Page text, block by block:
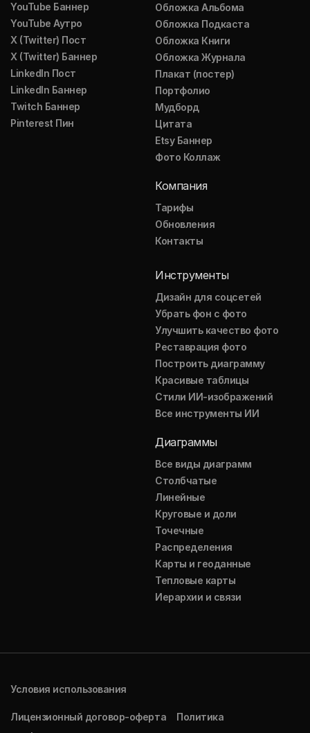
YouTube Баннер
YouTube Аутро
X (Twitter) Пост
X (Twitter) Баннер
LinkedIn Пост
LinkedIn Баннер
Twitch Баннер
Pinterest Пин
Обложка Альбома
Обложка Подкаста
Обложка Книги
Обложка Журнала
Плакат (постер)
Портфолио
Мудборд
Цитата
Etsy Баннер
Фото Коллаж
Компания
Тарифы
Обновления
Контакты
Инструменты
Дизайн для соцсетей
Убрать фон с фото
Улучшить качество фото
Реставрация фото
Построить диаграмму
Красивые таблицы
Стили ИИ-изображений
Все инструменты ИИ
Диаграммы
Все виды диаграмм
Столбчатые
Линейные
Круговые и доли
Точечные
Распределения
Карты и геоданные
Тепловые карты
Иерархии и связи
Условия использования
Лицензионный договор-оферта
Политика